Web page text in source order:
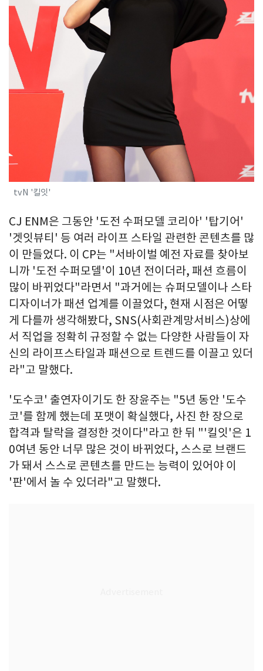
tvN '킬잇'
CJ ENM은 그동안 '도전 수퍼모델 코리아' '탑기어'
'겟잇뷰티' 등 여러 라이프 스타일 관련한 콘텐츠를 많
이 만들었다. 이 CP는 "서바이벌 예전 자료를 찾아보
니까 '도전 수퍼모델'이 10년 전이더라, 패션 흐름이
많이 바뀌었다"라면서 "과거에는 슈퍼모델이나 스타
디자이너가 패션 업계를 이끌었다, 현재 시점은 어떻
게 다를까 생각해봤다, SNS(사회관계망서비스)상에
서 직업을 정확히 규정할 수 없는 다양한 사람들이 자
신의 라이프스타일과 패션으로 트렌드를 이끌고 있더
라"고 말했다.
'도수코' 출연자이기도 한 장윤주는 "5년 동안 '도수
코'를 함께 했는데 포맷이 확실했다, 사진 한 장으로
합격과 탈락을 결정한 것이다"라고 한 뒤 "'킬잇'은 1
0여년 동안 너무 많은 것이 바뀌었다, 스스로 브랜드
가 돼서 스스로 콘텐츠를 만드는 능력이 있어야 이
'판'에서 놀 수 있더라"고 말했다.